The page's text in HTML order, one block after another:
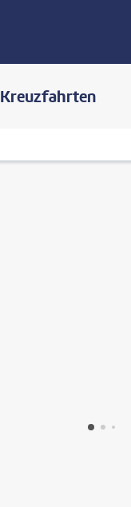
Kreuzfahrten